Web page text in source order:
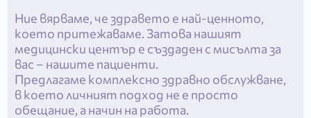
Ние вярваме, че здравето е най-ценното,
което притежаваме. Затова нашият
медицински център е създаден с мисълта за
вас – нашите пациенти.
Предлагаме комплексно здравно обслужване,
в което личният подход не е просто
обещание, а начин на работа.